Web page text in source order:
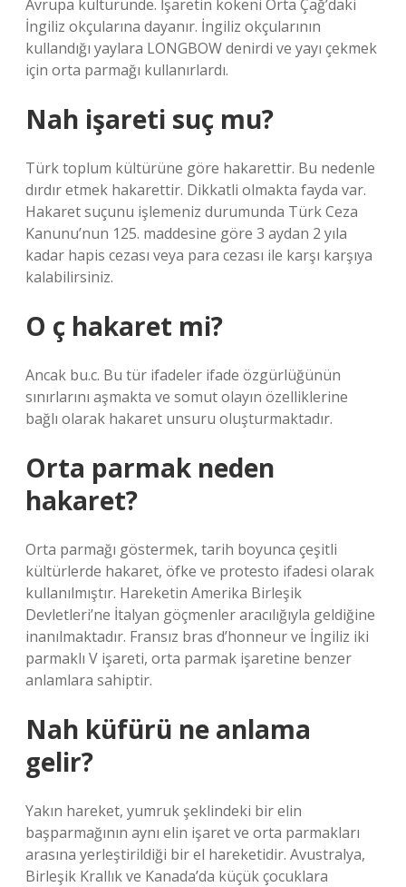
Avrupa kültüründe. İşaretin kökeni Orta Çağ’daki
İngiliz okçularına dayanır. İngiliz okçularının
kullandığı yaylara LONGBOW denirdi ve yayı çekmek
için orta parmağı kullanırlardı.
Nah işareti suç mu?
Türk toplum kültürüne göre hakarettir. Bu nedenle
dırdır etmek hakarettir. Dikkatli olmakta fayda var.
Hakaret suçunu işlemeniz durumunda Türk Ceza
Kanunu’nun 125. maddesine göre 3 aydan 2 yıla
kadar hapis cezası veya para cezası ile karşı karşıya
kalabilirsiniz.
O ç hakaret mi?
Ancak bu.c. Bu tür ifadeler ifade özgürlüğünün
sınırlarını aşmakta ve somut olayın özelliklerine
bağlı olarak hakaret unsuru oluşturmaktadır.
Orta parmak neden
hakaret?
Orta parmağı göstermek, tarih boyunca çeşitli
kültürlerde hakaret, öfke ve protesto ifadesi olarak
kullanılmıştır. Hareketin Amerika Birleşik
Devletleri’ne İtalyan göçmenler aracılığıyla geldiğine
inanılmaktadır. Fransız bras d’honneur ve İngiliz iki
parmaklı V işareti, orta parmak işaretine benzer
anlamlara sahiptir.
Nah küfürü ne anlama
gelir?
Yakın hareket, yumruk şeklindeki bir elin
başparmağının aynı elin işaret ve orta parmakları
arasına yerleştirildiği bir el hareketidir. Avustralya,
Birleşik Krallık ve Kanada’da küçük çocuklara